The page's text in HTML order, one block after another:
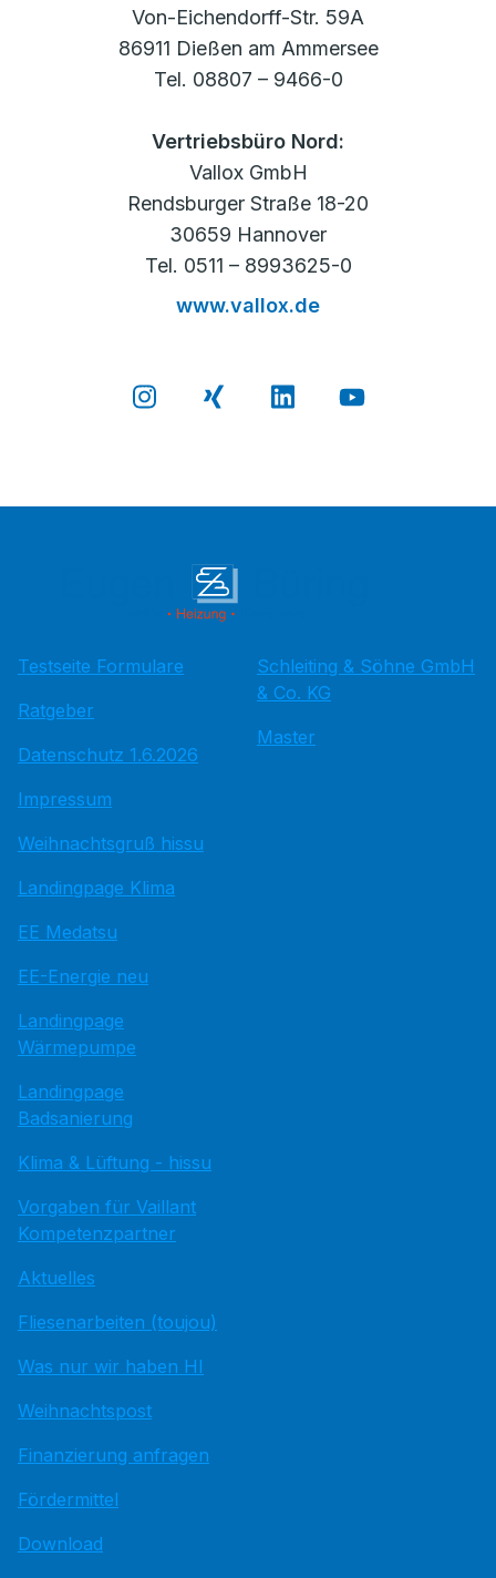
Von-Eichendorff-Str. 59A
86911 Dießen am Ammersee
Tel. 08807 – 9466-0
Vertriebsbüro Nord:
Vallox GmbH
Rendsburger Straße 18-20
30659 Hannover
Tel. 0511 – 8993625-0
www.vallox.de
Testseite Formulare
Ratgeber
Datenschutz 1.6.2026
Impressum
Weihnachtsgruß hissu
Landingpage Klima
EE Medatsu
EE-Energie neu
Landingpage
Wärmepumpe
Landingpage
Badsanierung
Klima & Lüftung - hissu
Vorgaben für Vaillant
Kompetenzpartner
Aktuelles
Fliesenarbeiten (toujou)
Was nur wir haben HI
Weihnachtspost
Finanzierung anfragen
Fördermittel
Download
Schleiting & Söhne GmbH
& Co. KG
Master